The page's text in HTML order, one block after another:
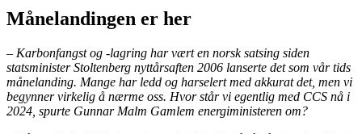
Månelandingen er her
– Karbonfangst og -lagring har vært en norsk satsing siden
statsminister Stoltenberg nyttårsaften 2006 lanserte det som vår tids
månelanding. Mange har ledd og harselert med akkurat det, men vi
begynner virkelig å nærme oss. Hvor står vi egentlig med CCS nå i
2024, spurte Gunnar Malm Gamlem energiministeren om?